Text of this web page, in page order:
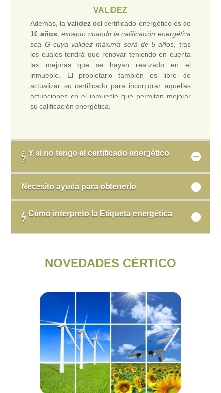
VALIDEZ
Además, lavalidez del certificado energético es de
10 años ,excepto cuando la calificación energética
sea G cuya validez máxima será de 5 años , tras
los cuales tendrá que renovar teniendo en cuenta
las mejoras que se hayan realizado en el
inmueble. El propietario también es libre de
actualizar su certificado para incorporar aquellas
actuaciones en el inmueble que permitan mejorar
su calificación energética.
¿ Y si no tengo el certificado energético
?
Necesito ayuda para obtenerlo
¿ Cómo interpreto la Etiqueta energética
?
NOVEDADES CÉRTICO